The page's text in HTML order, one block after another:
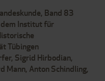
Band 83
dem Institut für
Tübingen
Sigrid Hirbodian,
Mann, Anton Schindling,